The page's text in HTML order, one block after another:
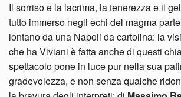
Il sorriso e la lacrima, la tenerezza e il
tutto immerso negli echi del magma
lontano da una Napoli da cartolina: la
che ha Viviani è fatta anche di questi
spettacolo pone in luce pur nella sua
gradevolezza, e non senza qualche